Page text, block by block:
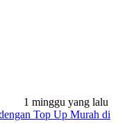
1 minggu yang lalu